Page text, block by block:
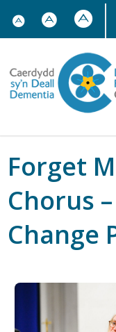
Forget
Chorus
Change